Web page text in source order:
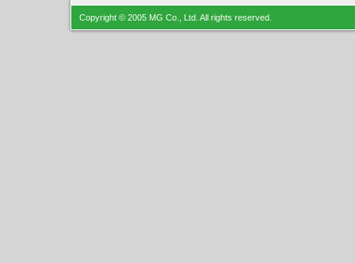
Copyright © 2005 MG Co., Ltd. All rights reserved.